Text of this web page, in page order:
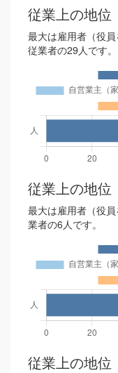
従業上の地位
最大は雇用者（役
従業者の29人です。
従業上の地位
最大は雇用者（役
業者の6人です。
従業上の地位